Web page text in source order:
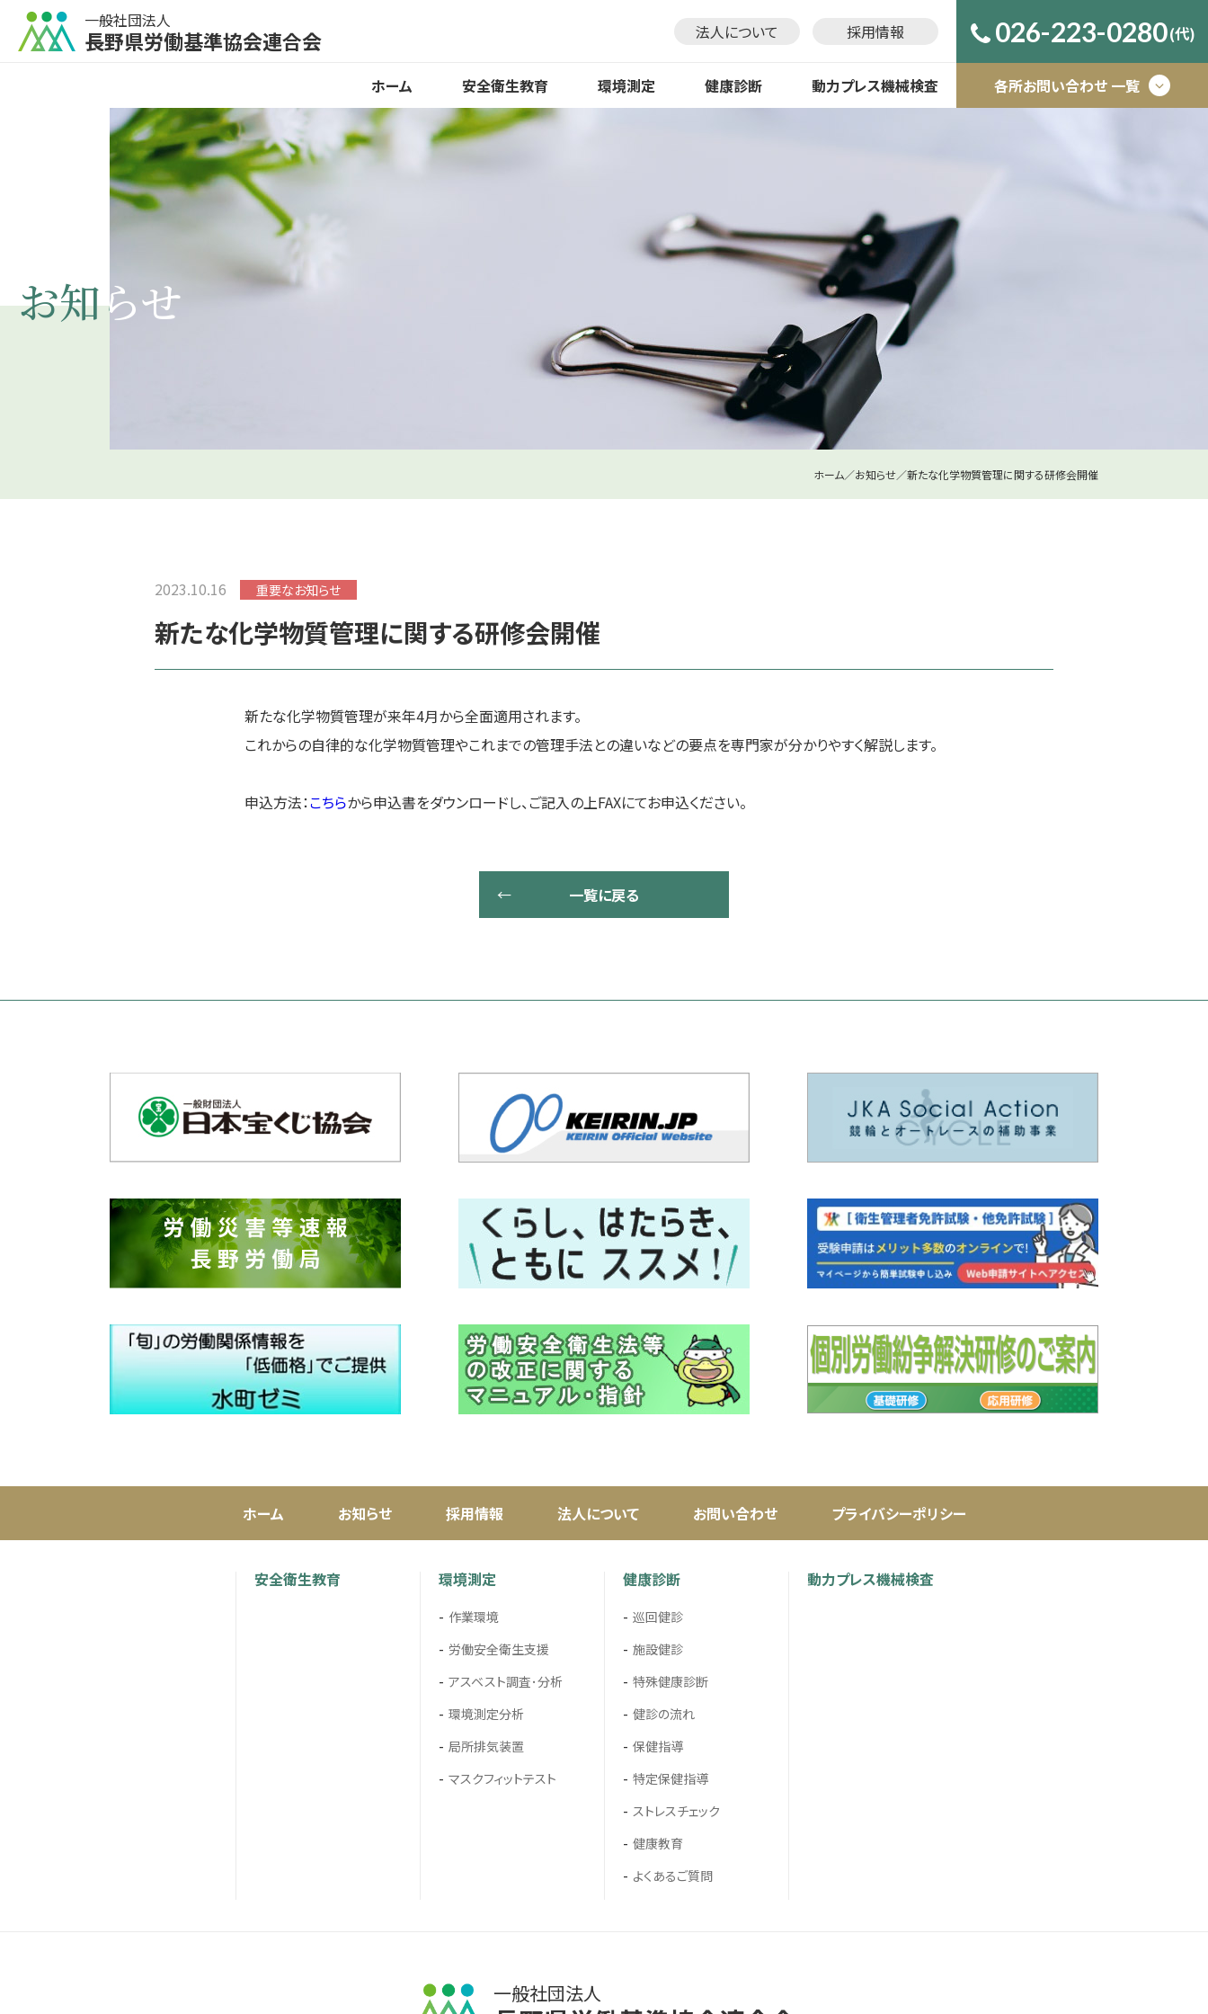
一般社団法人
長野県労働基準協会連合会 法人について 採用情報
ホーム 安全衛生教育 環境測定
アスベスト調査･分析
局所排気装置
健康診断
特殊健康診断
特定保健指導
健康教育
動力プレス機械検査
026-223-0280(代)
026-223-0246
松本測定所
上田測定所
諏訪測定所
アスベスト業務室
お知らせ
お知らせ
ホーム お知らせ 新たな化学物質管理に関する研修会開催
2023.10.16 重要なお知らせ
新たな化学物質管理に関する研修会開催
新たな化学物質管理が来年4月から全面適用されます。
これからの自律的な化学物質管理やこれまでの管理手法との違いなどの要点を専門家が分かりやすく解説します。
申込方法：こちらから申込書をダウンロードし、ご記入の上FAXにてお申込ください。
一覧に戻る
ホーム お知らせ 採用情報 法人について お問い合わせ プライバシーポリシー
安全衛生教育 環境測定
作業環境
労働安全衛生支援
アスベスト調査･分析
環境測定分析
局所排気装置
マスクフィットテスト
健康診断
巡回健診
施設健診
特殊健康診断
健診の流れ
保健指導
特定保健指導
ストレスチェック
健康教育
よくあるご質問
動力プレス機械検査
一般社団法人